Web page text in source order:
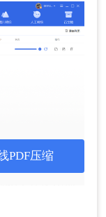
进行选择。
PDF压缩